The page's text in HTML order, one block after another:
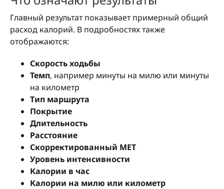
Главный результат показывает примерный общий
расход калорий. В подробностях также
отображаются:
Скорость ходьбы
Темп, например минуты на милю или минуты
на километр
Тип маршрута
Покрытие
Длительность
Расстояние
Скорректированный MET
Уровень интенсивности
Калории в час
Калории на милю или километр